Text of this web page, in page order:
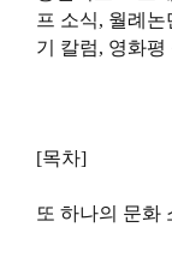
프 소식, 월례
기 칼럼, 영화
[목차]
또 하나의 문화